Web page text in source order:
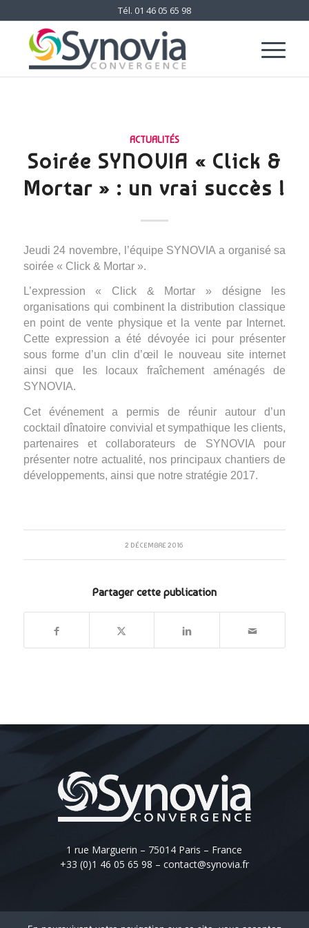
Tél. 01 46 05 65 98
ACTUALITÉS
Soirée SYNOVIA « Click &
Mortar » : un vrai succès !
Jeudi 24 novembre, l’équipe SYNOVIA a organisé sa
soirée « Click & Mortar ».
L’expression « Click & Mortar » désigne les
organisations qui combinent la distribution classique
en point de vente physique et la vente par Internet.
Cette expression a été dévoyée ici pour présenter
sous forme d’un clin d’œil le nouveau site internet
ainsi que les locaux fraîchement aménagés de
SYNOVIA.
Cet événement a permis de réunir autour d’un
cocktail dînatoire convivial et sympathique les clients,
partenaires et collaborateurs de SYNOVIA pour
présenter notre actualité, nos principaux chantiers de
développements, ainsi que notre stratégie 2017.
2 DÉCEMBRE 2016
Partager cette publication
1 rue Marguerin – 75014 Paris – France
+33 (0)1 46 05 65 98 – contact@synovia.fr